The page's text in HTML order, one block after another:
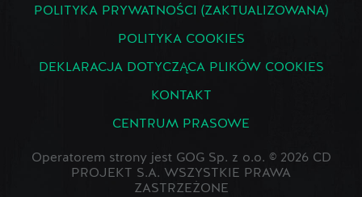
POLITYKA PRYWATNOŚCI (ZAKTUALIZOWANA)
POLITYKA COOKIES
DEKLARACJA DOTYCZĄCA PLIKÓW COOKIES
KONTAKT
CENTRUM PRASOWE
Operatorem strony jest GOG Sp. z o.o. © 2026 CD
PROJEKT S.A. WSZYSTKIE PRAWA
ZASTRZEŻONE